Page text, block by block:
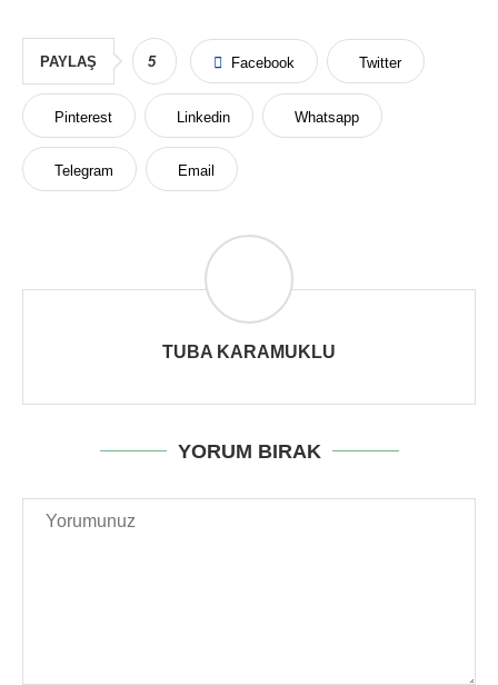
PAYLAŞ 5 Facebook Twitter
Pinterest Linkedin Whatsapp
Telegram Email
TUBA KARAMUKLU
YORUM BIRAK